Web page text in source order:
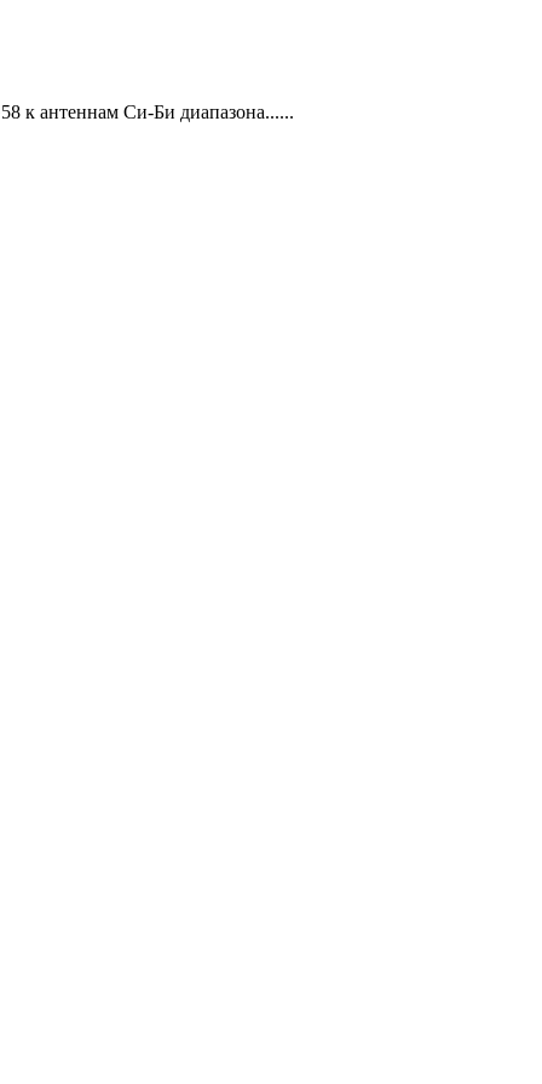
к антеннам Си-Би диапазона......